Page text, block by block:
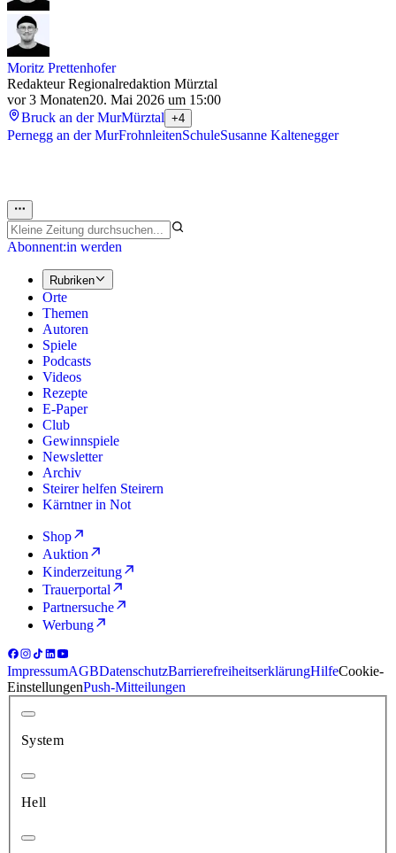
Moritz Prettenhofer
Redakteur Regionalredaktion Mürztal
vor 3 Monaten20. Mai 2026 um 15:00
Bruck an der MurMürztal +4
Pernegg an der MurFrohnleitenSchuleSusanne Kaltenegger
Abonnent:in werden
Rubriken
Orte
Themen
Autoren
Spiele
Podcasts
Videos
Rezepte
E-Paper
Club
Gewinnspiele
Newsletter
Archiv
Steirer helfen Steirern
Kärntner in Not
Shop
Auktion
Kinderzeitung
Trauerportal
Partnersuche
Werbung
ImpressumAGBDatenschutzBarrierefreiheitserklärungHilfeCookie-
EinstellungenPush-Mitteilungen
System
Hell